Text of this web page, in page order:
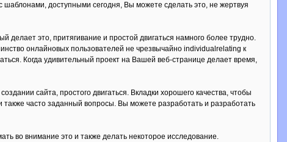
шаблонами, доступными сегодня, Вы можете сделать это, не жертвуя
это, притягивание и простой двигаться намного более трудно.
онлайновых пользователей не чрезвычайно individualrelating к
Когда удивительный проект на Вашей веб-странице делает время,
сайта, простого двигаться. Вкладки хорошего качества, чтобы
также часто заданный вопросы. Вы можете разработать и разработать
во внимание это и также делать некоторое исследование.